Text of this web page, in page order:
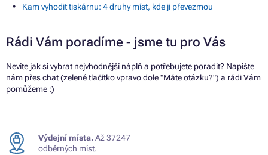
Kam vyhodit tiskárnu: 4 druhy míst, kde ji převezmou
Rádi Vám poradíme - jsme tu pro Vás
Nevíte jak si vybrat nejvhodnější náplň a potřebujete poradit? Napište
nám přes chat (zelené tlačítko vpravo dole "Máte otázku?") a rádi Vám
pomůžeme :)
Výdejní místa.Až 37247
odběrných míst.